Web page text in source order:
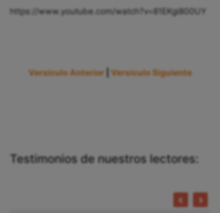
https://www.youtube.com/watch?v=81EKgi800UY
Versículo Anterior Versículo Siguiente
Testimonios de nuestros lectores: